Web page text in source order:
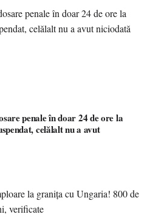
penale în doar 24 de ore la
celălalt nu a avut